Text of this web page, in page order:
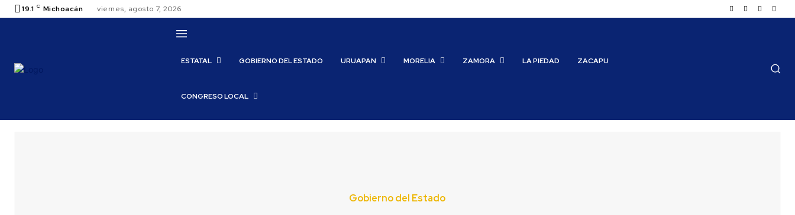
19.1 C Michoacán viernes, agosto 7, 2026
ESTATAL GOBIERNO DEL ESTADO URUAPAN MORELIA ZAMORA LA PIEDAD ZACAPU
CONGRESO LOCAL
Gobierno del Estado